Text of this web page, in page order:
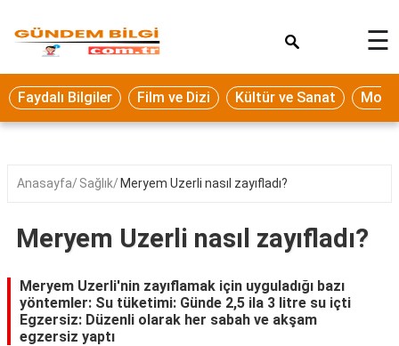
Eğitim
Ekonomi
Seyahat
Oyun
Yaşam
Hukuk
☰
Faydalı Bilgiler Film ve Dizi Kültür ve Sanat
Anasayfa Sağlık Meryem Uzerli nasıl zayıfladı?
Meryem Uzerli nasıl zayıfladı?
Meryem Uzerli'nin zayıflamak için uyguladığı bazı
yöntemler: Su tüketimi: Günde 2,5 ila 3 litre su içti
Egzersiz: Düzenli olarak her sabah ve akşam
egzersiz yaptı